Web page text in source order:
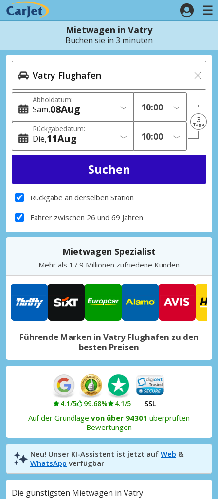
Mietwagen in Vatry
Buchen sie in 3 minuten
Abholdatum:
Sam 08Aug
Rückgabedatum:
Die 11Aug
3
Tage
Rückgabe an derselben Station
Fahrer zwischen 26 und 69 Jahren
Mietwagen Spezialist
Mehr als 17.9 Millionen zufriedene Kunden
Führende Marken in Vatry Flughafen zu den
besten Preisen
4.1/5 99.68% 4.1/5 SSL
Auf der Grundlage von über 94301 überprüften
Bewertungen
Neu! Unser KI-Assistent ist jetzt auf Web &
WhatsApp verfügbar
Die günstigsten Mietwagen in Vatry